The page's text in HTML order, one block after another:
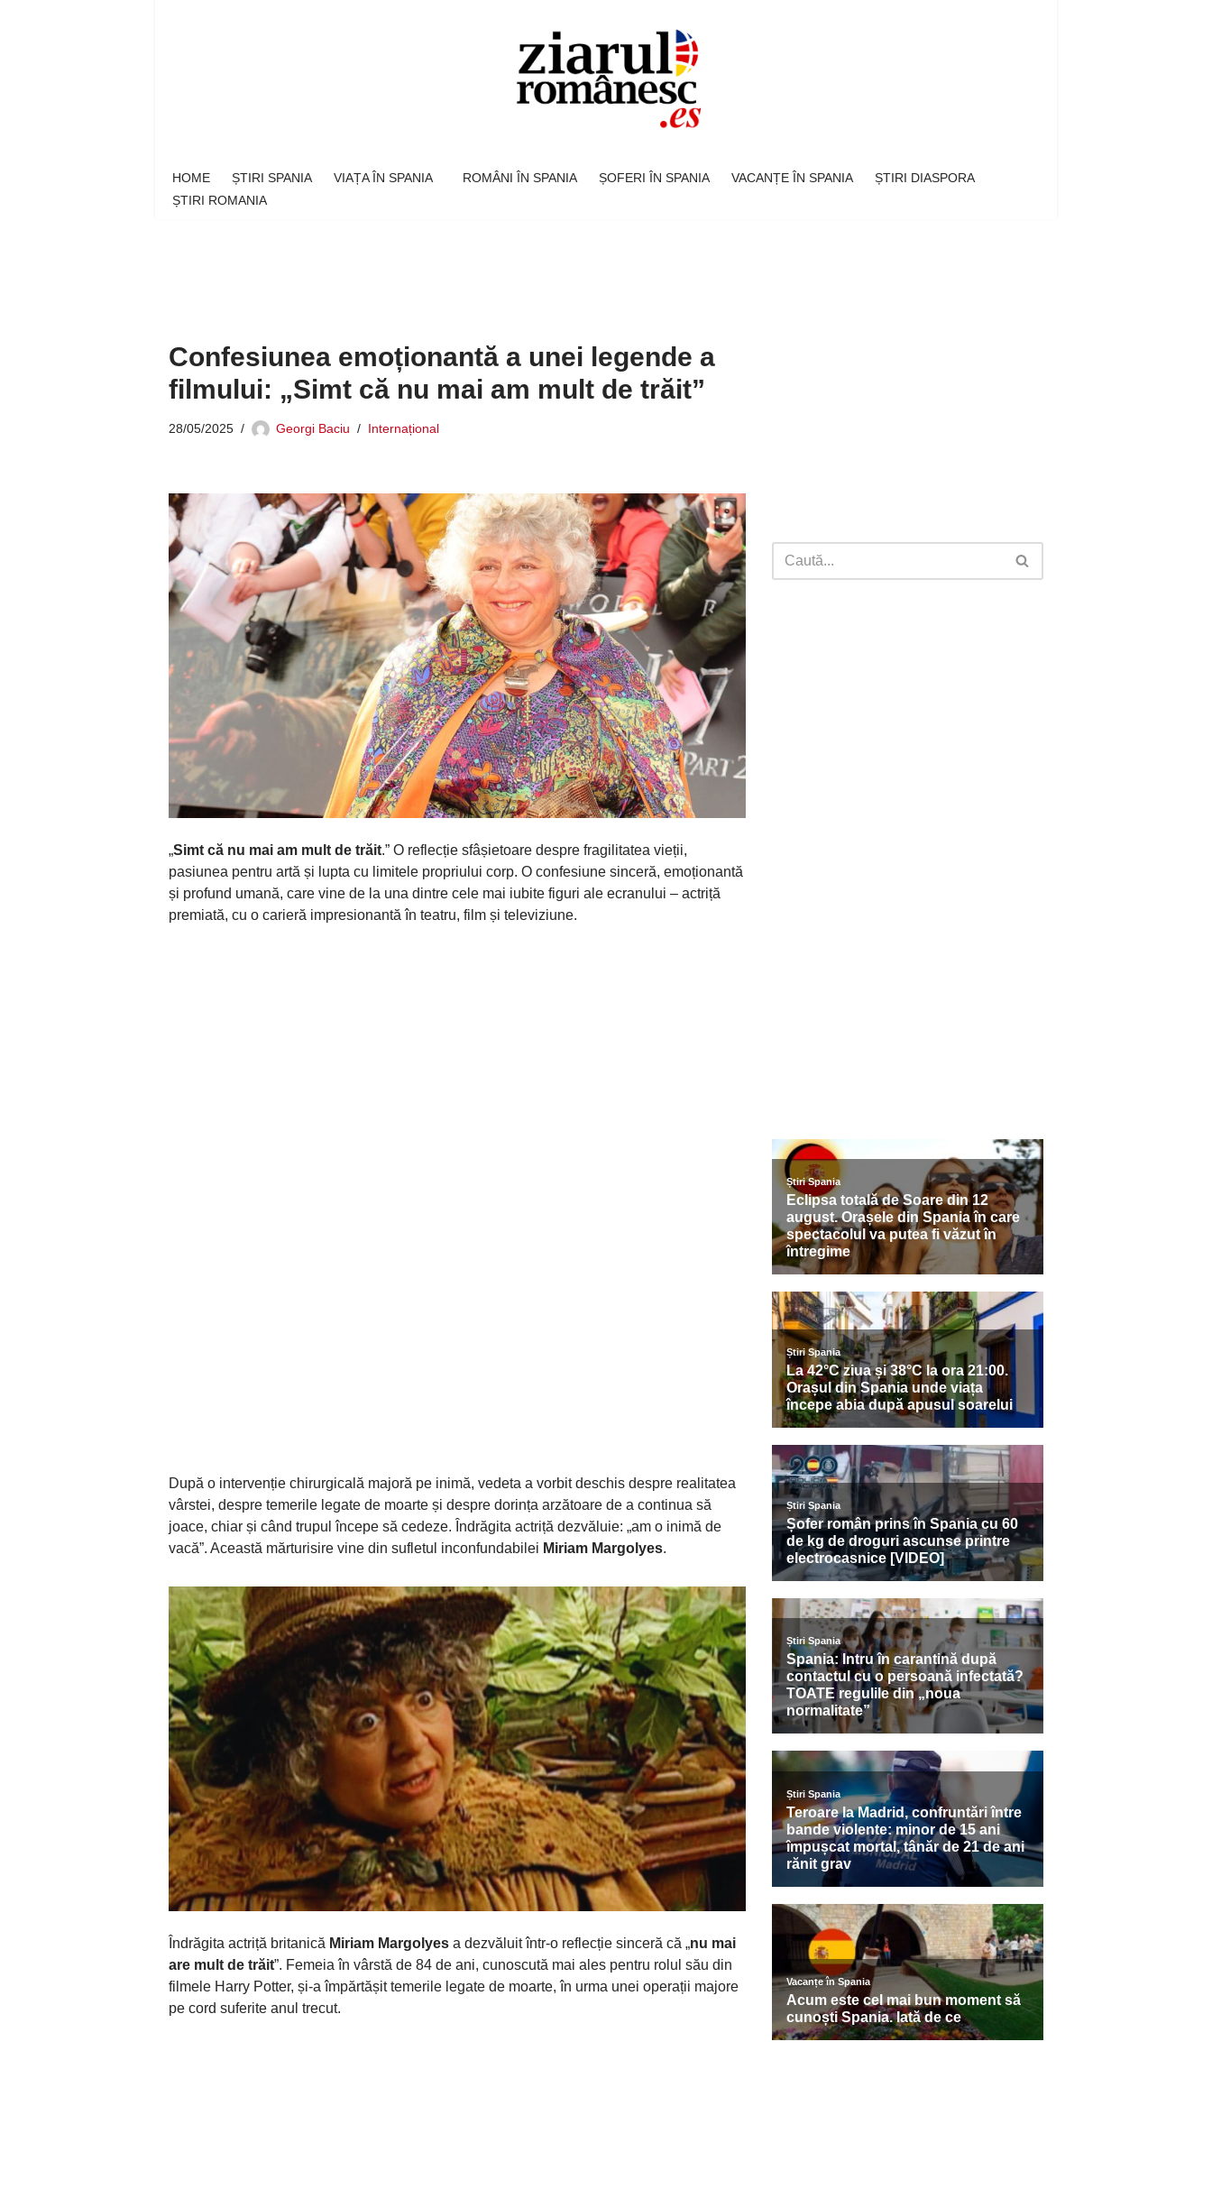
HOME ȘTIRI SPANIA VIAȚA ÎN SPANIA ROMÂNI ÎN SPANIA ȘOFERI ÎN SPANIA VACANȚE ÎN SPANIA
ȘTIRI DIASPORA
ȘTIRI ROMANIA
Confesiunea emoționantă a unei legende a
filmului: „Simt că nu mai am mult de trăit”
28/05/2025 Georgi Baciu Internațional
„Simt că nu mai am mult de trăit.” O reflecție sfâșietoare despre fragilitatea vieții,
pasiunea pentru artă și lupta cu limitele propriului corp. O confesiune sinceră, emoționantă
și profund umană, care vine de la una dintre cele mai iubite figuri ale ecranului – actriță
premiată, cu o carieră impresionantă în teatru, film și televiziune.
După o intervenție chirurgicală majoră pe inimă, vedeta a vorbit deschis despre realitatea
vârstei, despre temerile legate de moarte și despre dorința arzătoare de a continua să
joace, chiar și când trupul începe să cedeze. Îndrăgita actriță dezvăluie: „am o inimă de
vacă”. Această mărturisire vine din sufletul inconfundabilei Miriam Margolyes.
Îndrăgita actriță britanică Miriam Margolyes a dezvăluit într-o reflecție sinceră că „nu mai
are mult de trăit”. Femeia în vârstă de 84 de ani, cunoscută mai ales pentru rolul său din
filmele Harry Potter, și-a împărtășit temerile legate de moarte, în urma unei operații majore
pe cord suferite anul trecut.